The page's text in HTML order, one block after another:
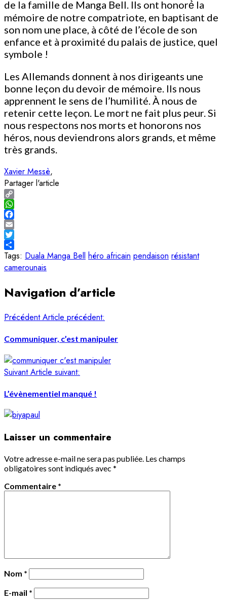
de la famille de Manga Bell. Ils ont honoré́ la
mémoire de notre compatriote, en baptisant de
son nom une place, à côté de l’école de son
enfance et à proximité du palais de justice, quel
symbole !
Les Allemands donnent à nos dirigeants une
bonne leçon du devoir de mémoire. Ils nous
apprennent le sens de l’humilité. À nous de
retenir cette leçon. Le mort ne fait plus peur. Si
nous respectons nos morts et honorons nos
héros, nous deviendrons alors grands, et même
très grands.
Xavier Messè
Partager l'article
Copy
Link
WhatsApp
Facebook
Email
Twitter
Share
Tags: Duala Manga Bell héro africain pendaison résistant
camerounais
Navigation d’article
Précédent Article précédent:
Communiquer, c’est manipuler
Suivant Article suivant:
L’évènementiel manqué !
Laisser un commentaire
Votre adresse e-mail ne sera pas publiée. Les champs
obligatoires sont indiqués avec *
Commentaire *
Nom *
E-mail *